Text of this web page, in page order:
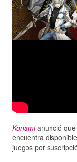
Konamianunció que
encuentra
juegos por